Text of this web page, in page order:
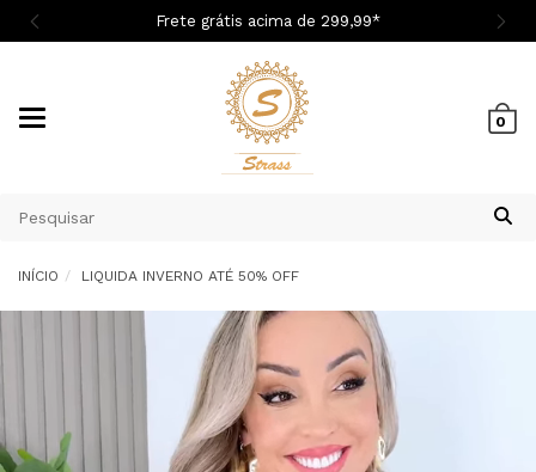
Cupom 1ª Compra BEMVINDASM
0
INÍCIO LIQUIDA INVERNO ATÉ 50% OFF